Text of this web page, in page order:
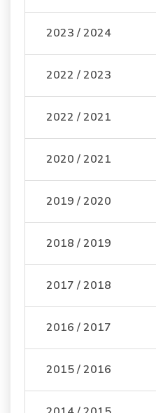
2023 / 2024
2022 / 2023
2022 / 2021
2020 / 2021
2019 / 2020
2018 / 2019
2017 / 2018
2016 / 2017
2015 / 2016